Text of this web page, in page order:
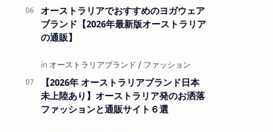
オーストラリアでおすすめのヨガウェア
ブランド【2026年最新版オーストラリア
の通販】
【2026年 オーストラリアブランド日本
未上陸あり】オーストラリア発のお洒落
ファッションと通販サイト６選